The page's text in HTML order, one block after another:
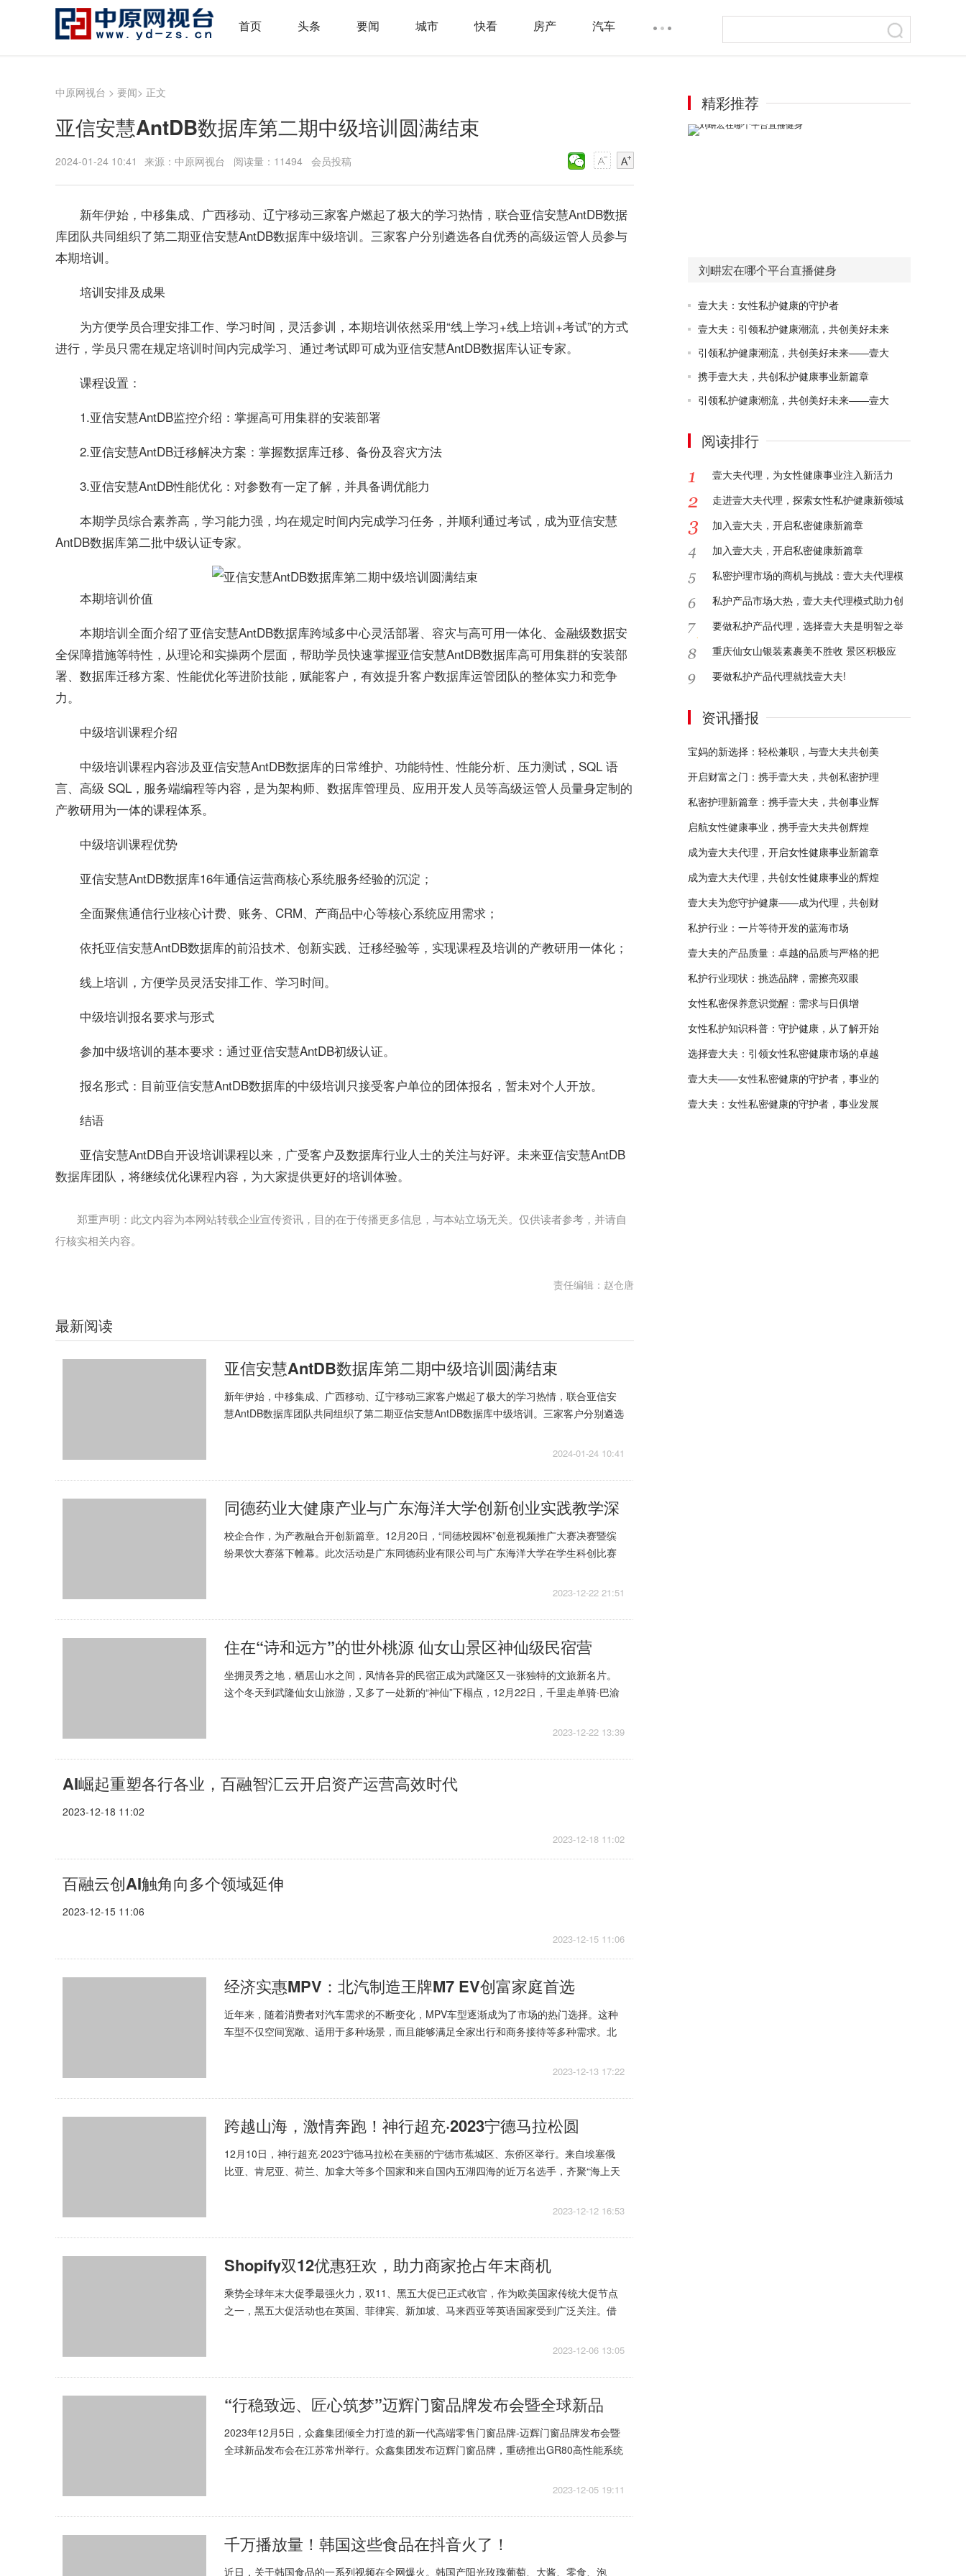
首页 头条 要闻 城市 快看 房产 汽车
中原网视台 > 要闻> 正文
亚信安慧AntDB数据库第二期中级培训圆满结束
2024-01-24 10:41 来源：中原网视台 阅读量：11494 会员投稿
新年伊始，中移集成、广西移动、辽宁移动三家客户燃起了极大的学习热情，联合亚信安慧AntDB数据
库团队共同组织了第二期亚信安慧AntDB数据库中级培训。三家客户分别遴选各自优秀的高级运管人员参与
本期培训。
培训安排及成果
为方便学员合理安排工作、学习时间，灵活参训，本期培训依然采用“线上学习+线上培训+考试”的方式
进行，学员只需在规定培训时间内完成学习、通过考试即可成为亚信安慧AntDB数据库认证专家。
课程设置：
1.亚信安慧AntDB监控介绍：掌握高可用集群的安装部署
2.亚信安慧AntDB迁移解决方案：掌握数据库迁移、备份及容灾方法
3.亚信安慧AntDB性能优化：对参数有一定了解，并具备调优能力
本期学员综合素养高，学习能力强，均在规定时间内完成学习任务，并顺利通过考试，成为亚信安慧
AntDB数据库第二批中级认证专家。
本期培训价值
本期培训全面介绍了亚信安慧AntDB数据库跨域多中心灵活部署、容灾与高可用一体化、金融级数据安
全保障措施等特性，从理论和实操两个层面，帮助学员快速掌握亚信安慧AntDB数据库高可用集群的安装部
署、数据库迁移方案、性能优化等进阶技能， 赋能客户，有效提升客户数据库运管团队的整体实力和竞争
力。
中级培训课程介绍
中级培训课程内容涉及亚信安慧AntDB数据库的日常维护、功能特性、性能分析、压力测试，SQL 语
言、高级 SQL，服务端编程等内容，是为架构师、数据库管理员、应用开发人员等高级运管人员量身定制的
产教研用为一体的课程体系。
中级培训课程优势
亚信安慧AntDB数据库16年通信运营商核心系统服务经验的沉淀；
全面聚焦通信行业核心计费、账务、CRM、产商品中心等核心系统应用需求；
依托亚信安慧AntDB数据库的前沿技术、创新实践、迁移经验等，实现课程及培训的产教研用一体化；
线上培训，方便学员灵活安排工作、学习时间。
中级培训报名要求与形式
参加中级培训的基本要求：通过亚信安慧AntDB初级认证。
报名形式：目前亚信安慧AntDB数据库的中级培训只接受客户单位的团体报名 ，暂未对个人开放。
结语
亚信安慧AntDB自开设培训课程以来，广受客户及数据库行业人士的关注与好评。未来亚信安慧AntDB
数据库团队，将继续优化课程内容，为大家提供更好的培训体验。
郑重声明：此文内容为本网站转载企业宣传资讯，目的在于传播更多信息，与本站立场无关。仅供读者参考，并请自
行核实相关内容。
责任编辑：赵仓唐
最新阅读
亚信安慧AntDB数据库第二期中级培训圆满结束
新年伊始，中移集成、广西移动、辽宁移动三家客户燃起了极大的学习热情，联合亚信安
慧AntDB数据库团队共同组织了第二期亚信安慧AntDB数据库中级培训。三家客户分别遴选
2024-01-24 10:41
同德药业大健康产业与广东海洋大学创新创业实践教学深
校企合作，为产教融合开创新篇章。12月20日，“同德校园杯”创意视频推广大赛决赛暨缤
纷果饮大赛落下帷幕。此次活动是广东同德药业有限公司与广东海洋大学在学生科创比赛
2023-12-22 21:51
住在“诗和远方”的世外桃源 仙女山景区神仙级民宿营
坐拥灵秀之地，栖居山水之间，风情各异的民宿正成为武隆区又一张独特的文旅新名片。
这个冬天到武隆仙女山旅游，又多了一处新的“神仙”下榻点，12月22日，千里走单骑·巴渝
2023-12-22 13:39
AI崛起重塑各行各业，百融智汇云开启资产运营高效时代
2023-12-18 11:02
2023-12-18 11:02
百融云创AI触角向多个领域延伸
2023-12-15 11:06
2023-12-15 11:06
经济实惠MPV：北汽制造王牌M7 EV创富家庭首选
近年来，随着消费者对汽车需求的不断变化，MPV车型逐渐成为了市场的热门选择。这种
车型不仅空间宽敞、适用于多种场景，而且能够满足全家出行和商务接待等多种需求。北
2023-12-13 17:22
跨越山海，激情奔跑！神行超充·2023宁德马拉松圆
12月10日，神行超充·2023宁德马拉松在美丽的宁德市蕉城区、东侨区举行。来自埃塞俄
比亚、肯尼亚、荷兰、加拿大等多个国家和来自国内五湖四海的近万名选手，齐聚“海上天
2023-12-12 16:53
Shopify双12优惠狂欢，助力商家抢占年末商机
乘势全球年末大促季最强火力，双11、黑五大促已正式收官，作为欧美国家传统大促节点
之一，黑五大促活动也在英国、菲律宾、新加坡、马来西亚等英语国家受到广泛关注。借
2023-12-06 13:05
“行稳致远、匠心筑梦”迈辉门窗品牌发布会暨全球新品
2023年12月5日，众鑫集团倾全力打造的新一代高端零售门窗品牌-迈辉门窗品牌发布会暨
全球新品发布会在江苏常州举行。众鑫集团发布迈辉门窗品牌，重磅推出GR80高性能系统
2023-12-05 19:11
千万播放量！韩国这些食品在抖音火了！
近日，关于韩国食品的一系列视频在全网爆火。韩国产阳光玫瑰葡萄、大酱、零食、泡
精彩推荐
刘畊宏在哪个平台直播健身
壹大夫：女性私护健康的守护者
壹大夫：引领私护健康潮流，共创美好未来
引领私护健康潮流，共创美好未来——壹大
携手壹大夫，共创私护健康事业新篇章
引领私护健康潮流，共创美好未来——壹大
阅读排行
壹大夫代理，为女性健康事业注入新活力
走进壹大夫代理，探索女性私护健康新领域
加入壹大夫，开启私密健康新篇章
加入壹大夫，开启私密健康新篇章
私密护理市场的商机与挑战：壹大夫代理模
私护产品市场大热，壹大夫代理模式助力创
要做私护产品代理，选择壹大夫是明智之举
重庆仙女山银装素裹美不胜收 景区积极应
要做私护产品代理就找壹大夫!
资讯播报
宝妈的新选择：轻松兼职，与壹大夫共创美
开启财富之门：携手壹大夫，共创私密护理
私密护理新篇章：携手壹大夫，共创事业辉
启航女性健康事业，携手壹大夫共创辉煌
成为壹大夫代理，开启女性健康事业新篇章
成为壹大夫代理，共创女性健康事业的辉煌
壹大夫为您守护健康——成为代理，共创财
私护行业：一片等待开发的蓝海市场
壹大夫的产品质量：卓越的品质与严格的把
私护行业现状：挑选品牌，需擦亮双眼
女性私密保养意识觉醒：需求与日俱增
女性私护知识科普：守护健康，从了解开始
选择壹大夫：引领女性私密健康市场的卓越
壹大夫——女性私密健康的守护者，事业的
壹大夫：女性私密健康的守护者，事业发展